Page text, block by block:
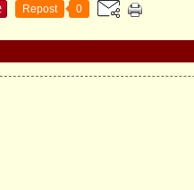
Repost 0